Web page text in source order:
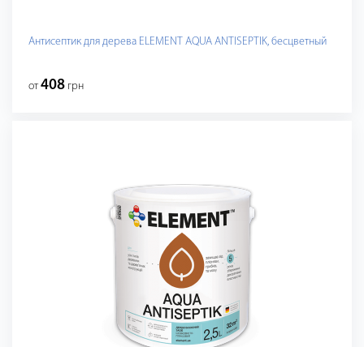
Антисептик для дерева ELEMENT AQUA ANTISEPTIK, бесцветный
от408 грн